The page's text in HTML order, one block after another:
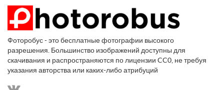
Фоторобус - это бесплатные фотографии высокого
разрешения. Большинство изображений доступны для
скачивания и распространяются по лицензии CC0, не требуя
указания авторства или каких-либо атрибуций